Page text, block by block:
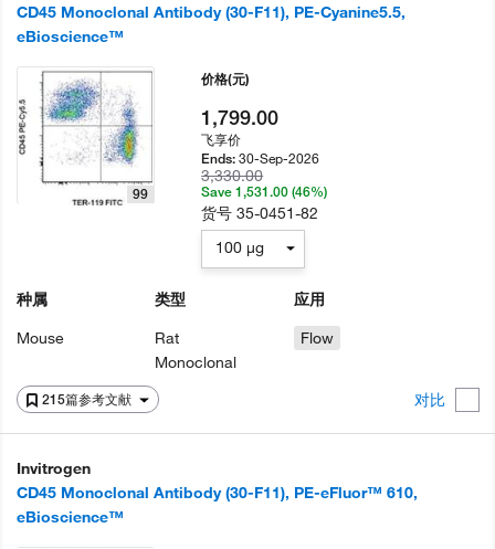
CD45 Monoclonal Antibody (30-F11), PE-Cyanine5.5,
eBioscience™
215篇参考文献 对比
99
种属
Mouse
类型
Rat
Monoclonal
应用
Flow
价格(元)
1,799.00
飞享价
Ends:30-Sep-2026
3,330.00
Save 1,531.00 (46%)
货号35-0451-82
100 µg
Invitrogen
CD45 Monoclonal Antibody (30-F11), PE-eFluor™ 610,
eBioscience™